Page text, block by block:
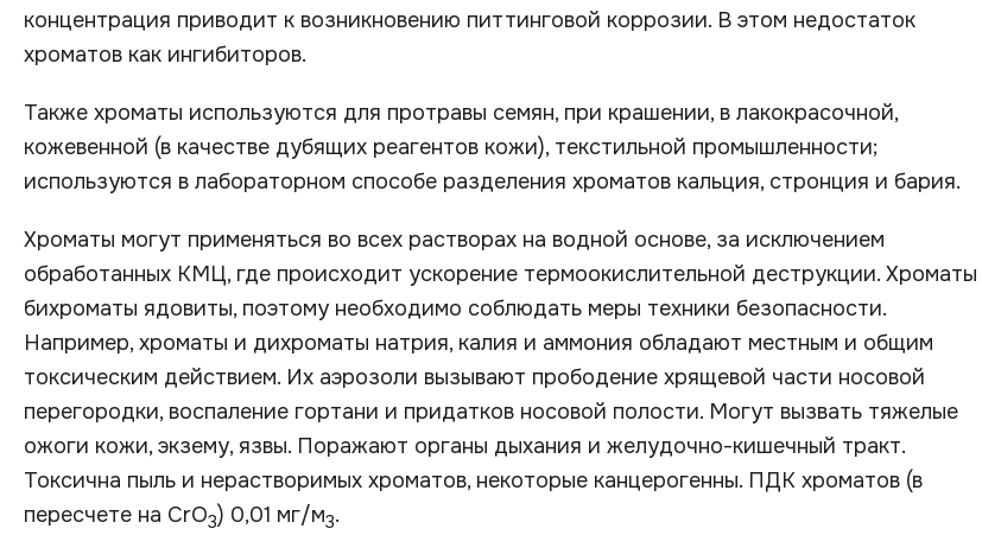
концентрация приводит к возникновению питтинговой коррозии. В этом недостаток
хроматов как ингибиторов.
Также хроматы используются для протравы семян, при крашении, в лакокрасочной,
кожевенной (в качестве дубящих реагентов кожи), текстильной промышленности;
используются в лабораторном способе разделения хроматов кальция, стронция и бария.
Хроматы могут применяться во всех растворах на водной основе, за исключением
обработанных КМЦ, где происходит ускорение термоокислительной деструкции. Хроматы
бихроматы ядовиты, поэтому необходимо соблюдать меры техники безопасности.
Например, хроматы и дихроматы натрия, калия и аммония обладают местным и общим
токсическим действием. Их аэрозоли вызывают прободение хрящевой части носовой
перегородки, воспаление гортани и придатков носовой полости. Могут вызвать тяжелые
ожоги кожи, экзему, язвы. Поражают органы дыхания и желудочно-кишечный тракт.
Токсична пыль и нерастворимых хроматов, некоторые канцерогенны. ПДК хроматов (в
пересчете на СrО3) 0,01 мг/м3.